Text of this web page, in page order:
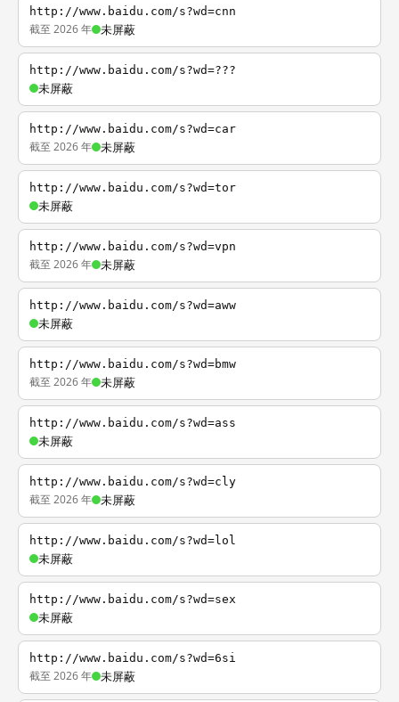
http://www.baidu.com/s?wd=cnn
截至 2026 年 未屏蔽
http://www.baidu.com/s?wd=???
未屏蔽
http://www.baidu.com/s?wd=car
截至 2026 年 未屏蔽
http://www.baidu.com/s?wd=tor
未屏蔽
http://www.baidu.com/s?wd=vpn
截至 2026 年 未屏蔽
http://www.baidu.com/s?wd=aww
未屏蔽
http://www.baidu.com/s?wd=bmw
截至 2026 年 未屏蔽
http://www.baidu.com/s?wd=ass
未屏蔽
http://www.baidu.com/s?wd=cly
截至 2026 年 未屏蔽
http://www.baidu.com/s?wd=lol
未屏蔽
http://www.baidu.com/s?wd=sex
未屏蔽
http://www.baidu.com/s?wd=6si
截至 2026 年 未屏蔽